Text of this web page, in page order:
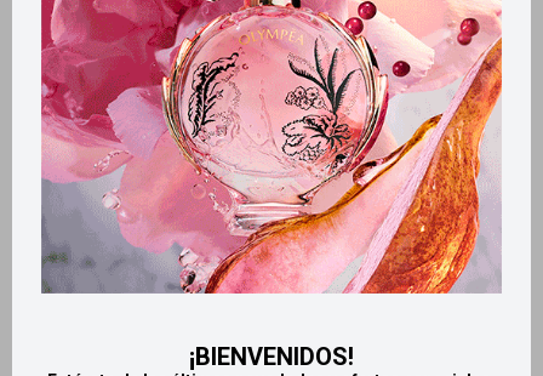
¡BIENVENIDOS!
Kalitron Jarabe 60 Ml
$ 439
Kalitron Simple - 20
Comprimidos Recubiertos
$ 602